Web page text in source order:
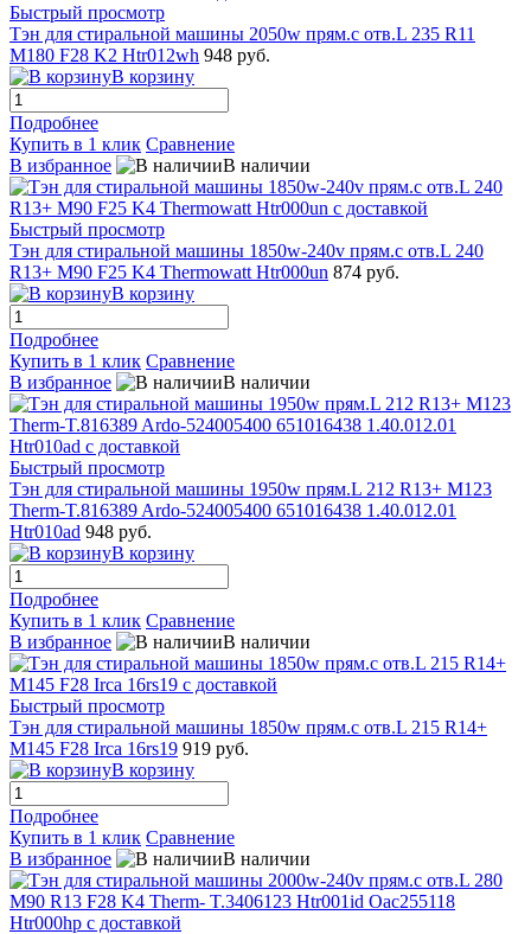
Быстрый просмотр
Тэн для стиральной машины 2050w прям.с отв.L 235 R11
M180 F28 K2 Htr012wh 948 руб.
В корзину
Подробнее
Купить в 1 клик Сравнение
В избранное
В наличии
Быстрый просмотр
Тэн для стиральной машины 1850w-240v прям.с отв.L 240
R13+ M90 F25 K4 Thermowatt Htr000un 874 руб.
В корзину
Подробнее
Купить в 1 клик Сравнение
В избранное
В наличии
Быстрый просмотр
Тэн для стиральной машины 1950w прям.L 212 R13+ M123
Therm-T.816389 Ardo-524005400 651016438 1.40.012.01
Htr010ad 948 руб.
В корзину
Подробнее
Купить в 1 клик Сравнение
В избранное
В наличии
Быстрый просмотр
Тэн для стиральной машины 1850w прям.с отв.L 215 R14+
M145 F28 Irca 16rs19 919 руб.
В корзину
Подробнее
Купить в 1 клик Сравнение
В избранное
В наличии